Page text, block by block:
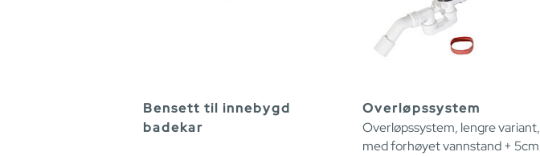
Bensett til innebygd
badekar
Overløpssystem
Overløpssystem, lengre variant,
med forhøyet vannstand + 5cm